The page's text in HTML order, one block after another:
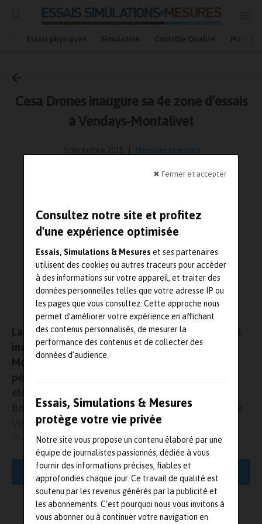
✖ Fermer et accepter
Consultez notre site et profitez
d'une expérience optimisée
Essais, Simulations & Mesures et ses partenaires
utilisent des cookies ou autres traceurs pour accéder
à des informations sur votre appareil, et traiter des
données personnelles telles que votre adresse IP ou
les pages que vous consultez. Cette approche nous
permet d’améliorer votre expérience en affichant
des contenus personnalisés, de mesurer la
performance des contenus et de collecter des
données d’audience.
Essais, Simulations & Mesures
protège votre vie privée
Notre site vous propose un contenu élaboré par une
équipe de journalistes passionnés, dédiée à vous
fournir des informations précises, fiables et
approfondies chaque jour. Ce travail de qualité est
soutenu par les revenus générés par la publicité et
les abonnements. C’est pourquoi nous vous invitons à
vous abonner ou à continuer votre navigation en
Essais physiques Simulation Contrôle Qualité Mesures
Accueil
Mesures et essais
Cesa Drones inaugure sa 4e zone d’essais
à Vendays-Montalivet
5 décembre 2015
Mesures et essais
La quatrième zone d’essais duCesaDrones a été
inaugurée le 4 décembre dernier à Vendays-
Montalivet (Gironde). Il s’agit du premier
Bordeaux), Dax et Biscarosse (Landes), la zone de
Vendays-Montalivet complète l’offre de terrains
d’expérimentation offerts aux drones parCesa
(Centre d’essais et de services sur les systèmes
autonomes) et permet des évolutions hors vue
(scénario S4 et scénario grande élongation) avec
une élongation maximum de 50 kilomètres
(distance séparant en ligne droite Vendays du
LIRE LA SUITE